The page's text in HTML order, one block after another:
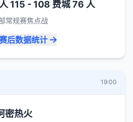
115 - 108 费城 76 人
常规赛焦点战
后数据统计
19:00
密热火